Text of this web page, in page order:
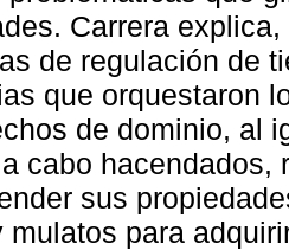
Carrera
de regulación de
que orquestaron
de dominio, al
cabo hacendados,
sus
mulatos para